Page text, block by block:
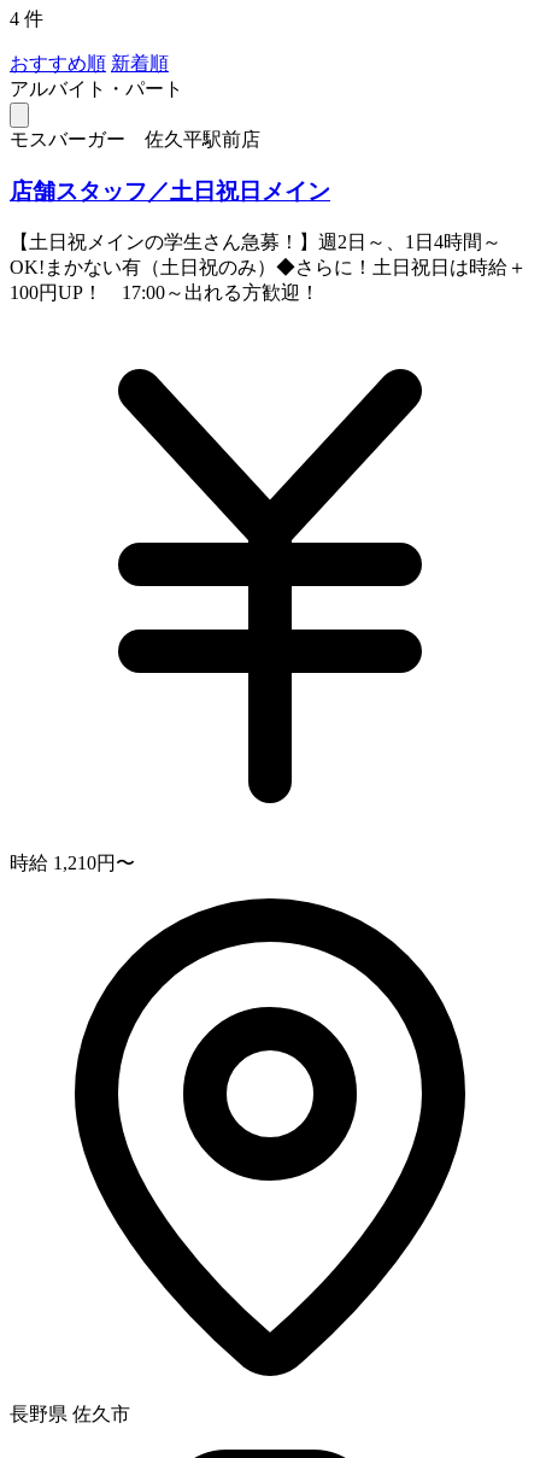
4 件
おすすめ順 新着順
アルバイト・パート
モスバーガー 佐久平駅前店
店舗スタッフ／土日祝日メイン
【土日祝メインの学生さん急募！】週2日～、1日4時間～
OK!まかない有（土日祝のみ）◆さらに！土日祝日は時給＋
100円UP！ 17:00～出れる方歓迎！
時給 1,210円〜
長野県 佐久市